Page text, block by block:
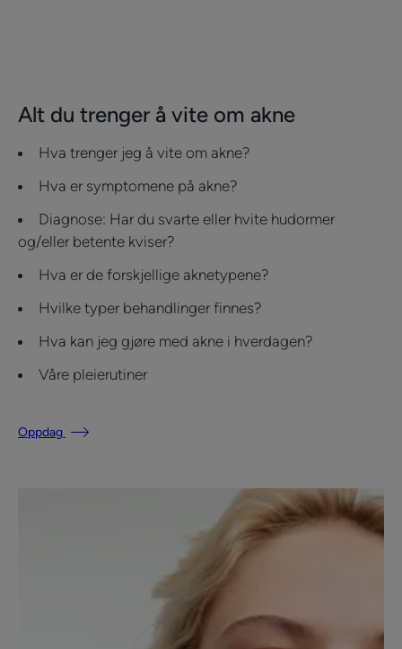
Alt du trenger å vite om akne
Hva trenger jeg å vite om akne?
Hva er symptomene på akne?
Diagnose: Har du svarte eller hvite hudormer
og/eller betente kviser?
Hva er de forskjellige aknetypene?
Hvilke typer behandlinger finnes?
Hva kan jeg gjøre med akne i hverdagen?
Våre pleierutiner
Oppdag